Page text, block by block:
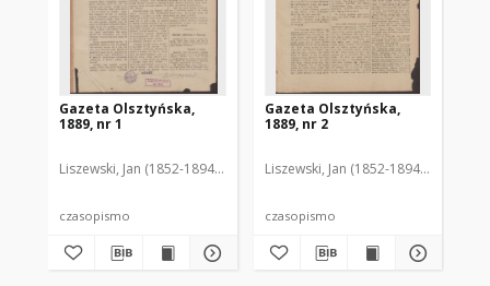
Gazeta Olsztyńska,
1889, nr 1
Liszewski, Jan (1852-1894). Red.
czasopismo
Gazeta Olsztyńska,
1889, nr 2
Liszewski, Jan (1852-1894). Red.
czasopismo